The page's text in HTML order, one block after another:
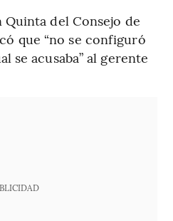
Quinta del Consejo de
que “no se configuró
se acusaba” al gerente